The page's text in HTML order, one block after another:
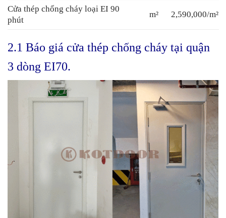
Cửa thép chống cháy loại EI 90
phút
m² 2,590,000/m²
2.1 Báo giá cửa thép chống cháy tại quận
3 dòng EI70.